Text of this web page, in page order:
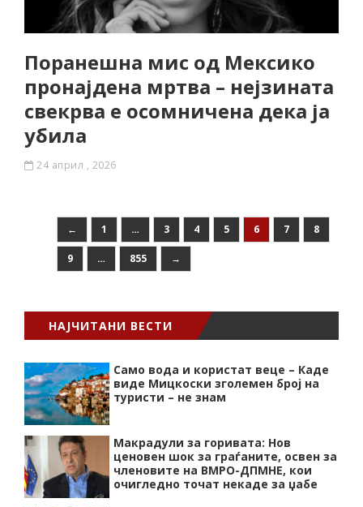
Поранешна мис од Мексико
пронајдена мртва – нејзината
свекрва е осомничена дека ја
убила
24 април , 2026
← 1 … 3 4 5 6 7 8
9 … 855 →
НАЈЧИТАНИ ВЕСТИ
Само вода и користат веце – Каде
виде Мицкоски зголемен број на
туристи – не знам
Макрадули за горивата: Нов
ценовен шок за граѓаните, освен за
членовите на ВМРО-ДПМНЕ, кои
очигледно точат некаде за џабе